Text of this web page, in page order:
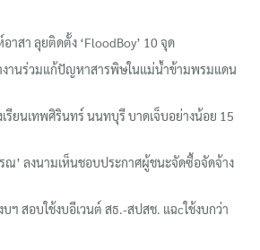
าสา ลุยติดตั้ง ‘FloodBoy’ 10 จุด
านร่วมแก้ปัญหาสารพิษในแม่น้ำข้ามพรมแดน
เรียนเทพศิรินทร์ นนทบุรี บาดเจ็บอย่างน้อย 15
ณ’ ลงนามเห็นชอบประกาศผู้ชนะจัดซื้อจัดจ้าง
ฯ สอบใช้งบอีเวนต์ สธ.-สปสช. แฉcใช้งบกว่า